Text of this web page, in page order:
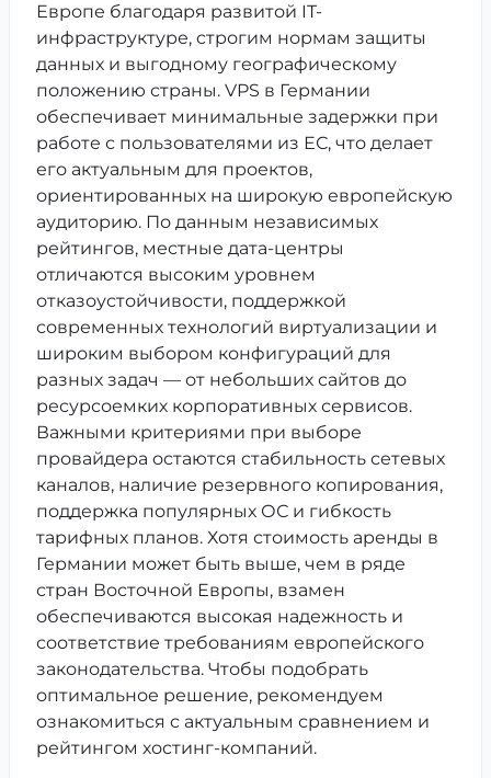
Европе благодаря развитой IT-
инфраструктуре, строгим нормам защиты
данных и выгодному географическому
положению страны. VPS в Германии
обеспечивает минимальные задержки при
работе с пользователями из ЕС, что делает
его актуальным для проектов,
ориентированных на широкую европейскую
аудиторию. По данным независимых
рейтингов, местные дата-центры
отличаются высоким уровнем
отказоустойчивости, поддержкой
современных технологий виртуализации и
широким выбором конфигураций для
разных задач — от небольших сайтов до
ресурсоемких корпоративных сервисов.
Важными критериями при выборе
провайдера остаются стабильность сетевых
каналов, наличие резервного копирования,
поддержка популярных ОС и гибкость
тарифных планов. Хотя стоимость аренды в
Германии может быть выше, чем в ряде
стран Восточной Европы, взамен
обеспечиваются высокая надежность и
соответствие требованиям европейского
законодательства. Чтобы подобрать
оптимальное решение, рекомендуем
ознакомиться с актуальным сравнением и
рейтингом хостинг-компаний.